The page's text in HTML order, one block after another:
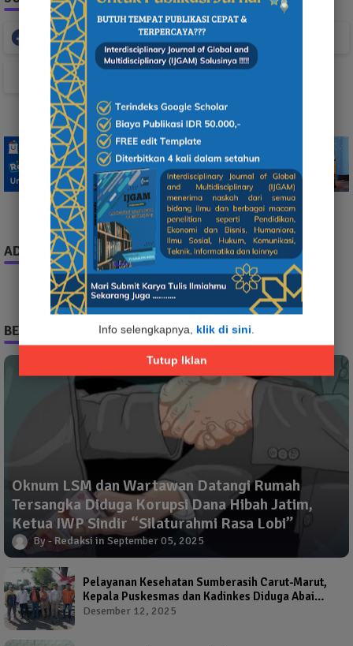
Info selengkapnya, klik di sini.
Tutup Iklan
Facebook
TikTok
ADS
BERITA TERPOPULER
Oknum LSM dan Wartawan Datangi Rumah
Tersangka Diduga Korupsi Dana Hibah Jatim,
Ketua IWP Sindir “Silaturahmi Rasa Lobi”
Redaksi September 05, 2025
Pelayanan Kesehatan Sumberasih Carut-Marut,
Kepala Puskesmas dan Kadinkes Diduga Abai
Warga Jadi Korban
Desember 12, 2025